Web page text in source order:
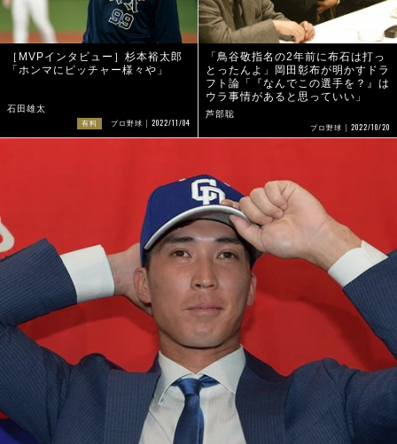
［MVPインタビュー］杉本裕太郎
「ホンマにピッチャー様々や」
石田雄太
有料 プロ野球 2022/11/04
「鳥谷敬指名の2年前に布石は打っ
とったんよ」岡田彰布が明かすドラ
フト論「『なんでこの選手を？』は
芦部聡
プロ野球 2022/10/20
12年前のドラ1・後藤駿太（29）はオリックスでなぜ愛され
た？ 中日へ電撃トレード「寂しいけど、絶対にプラス」な理